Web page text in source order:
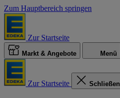
Zum Hauptbereich springen
Zur Startseite
Markt & Angebote Menü
Zur Startseite Schließen